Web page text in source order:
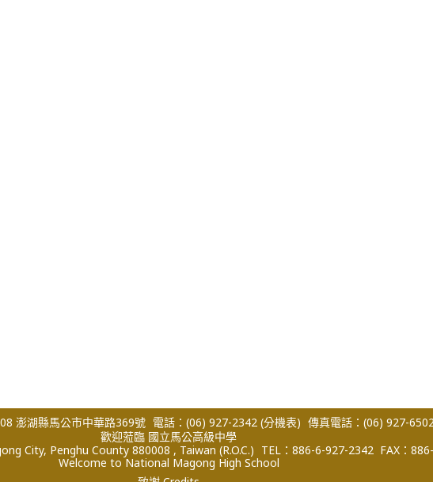
澎湖縣馬公市中華路369號 電話：(06) 927-2342 (分機表) 傳真電話：(06) 927-
歡迎蒞臨 國立馬公高級中學
City, Penghu County 880008 , Taiwan (R.O.C.) TEL：886-6-927-2342 FAX：
Welcome to National Magong High School